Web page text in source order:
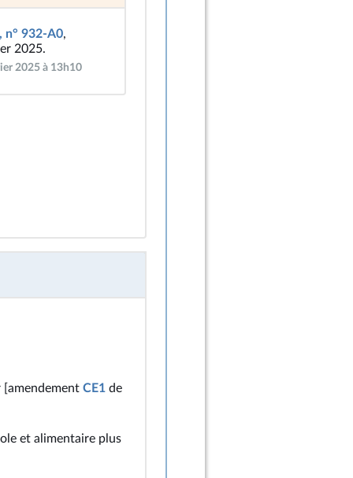
n° 932-A0,
2025.
2025 à 13h10
[amendement CE1 de
et alimentaire plus